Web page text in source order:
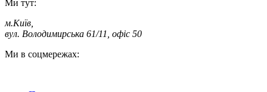
Ми тут:
м.Київ
вул. Володимирська 61/11, офіс 50
Ми в соцмережах: